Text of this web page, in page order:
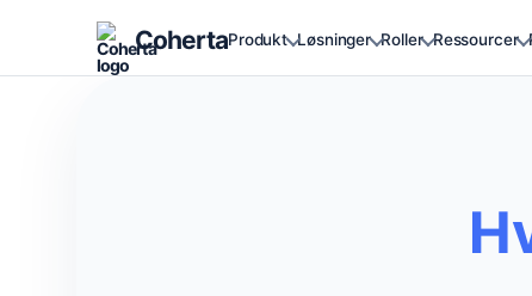
CohertaProdukt Løsninger Roller Ressourcer